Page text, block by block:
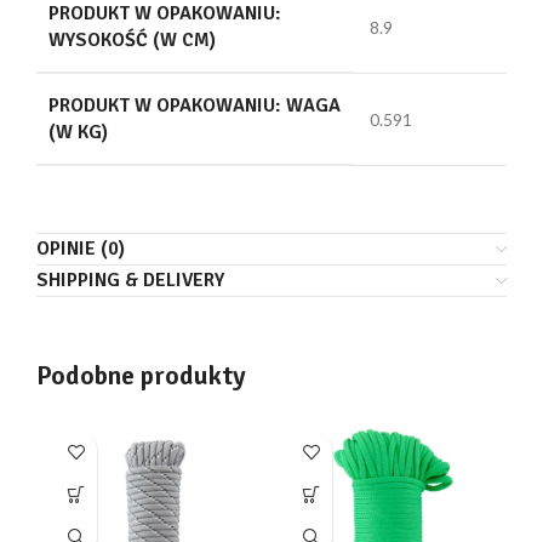
PRODUKT W OPAKOWANIU:
WYSOKOŚĆ (W CM)
8.9
PRODUKT W OPAKOWANIU: WAGA
(W KG)
0.591
OPINIE (0)
SHIPPING & DELIVERY
Podobne produkty